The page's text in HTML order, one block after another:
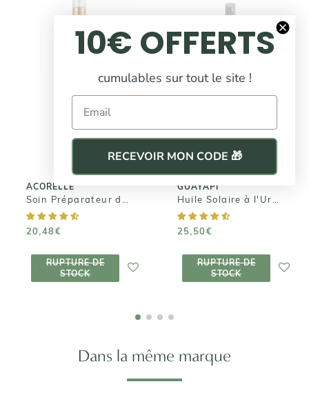
ACORELLE
20,48€
RUPTURE DE
STOCK
Soin
Préparateur de
20,48€
STOCK
GUAYAPI
25,50€
RUPTURE DE
STOCK
GUAYAPI
Huile Solaire à
25,50€
STOCK
Dans la même marque
10€ OFFERTS
cumulables sur tout le site !
Email
RECEVOIR MON CODE 🎁